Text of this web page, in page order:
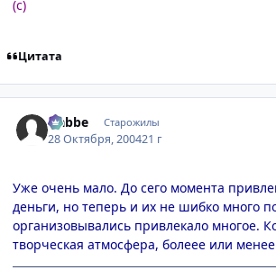
(с)
Цитата
Nabbe Старожилы
28 Октября, 200421 г
Уже очень мало. До сего момента
деньги, но теперь и их не шибко много
организовывались привлекало многое.
творческая атмосфера, болеее или